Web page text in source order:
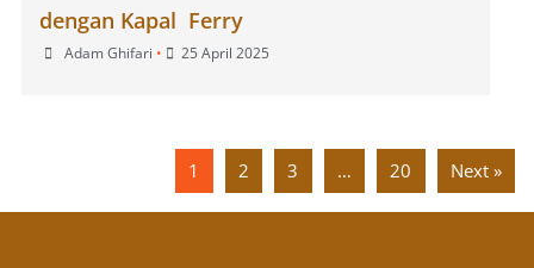
dengan Kapal Ferry
Adam Ghifari • 25 April 2025
1 2 3 … 20 Next »